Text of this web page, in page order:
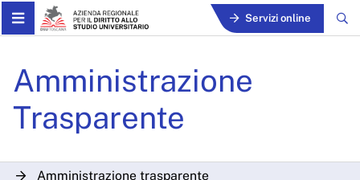
Skip to Main Content Servizi online
Amministrazione
Trasparente
Amministrazione trasparente